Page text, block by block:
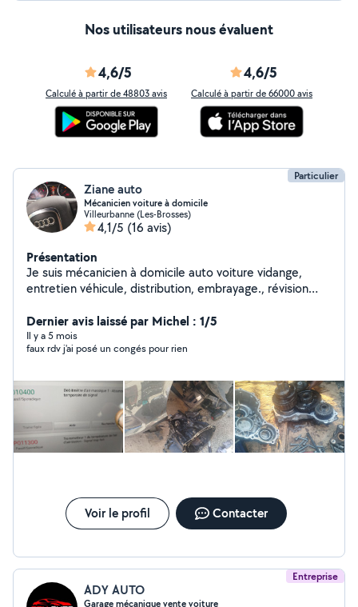
Nos utilisateurs nous évaluent
4,6/5
Calculé à partir de 48803 avis
4,6/5
Calculé à partir de 66000 avis
Particulier
Ziane auto
Mécanicien voiture à domicile
Villeurbanne (Les-Brosses)
4,1/5 (16 avis)
Présentation
Je suis mécanicien à domicile auto voiture vidange,
entretien véhicule, distribution, embrayage., révision
Dernier avis laissé par Michel : 1/5
Il y a 5 mois
faux rdv j'ai posé un congés pour rien
Voir le profil Contacter
Entreprise
ADY AUTO
Garage mécanique vente voiture